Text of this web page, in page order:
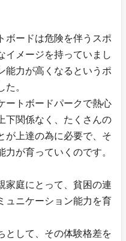
ボードは危険を伴うスポ
イメージを持っていまし
能力が高くなるというポ
。
ートボードパークで熱心
下関係なく、たくさんの
が上達の為に必要で、そ
が育っていくのです。
家庭にとって、貧困の連
ュニケーション能力を育
として、その体験格差を